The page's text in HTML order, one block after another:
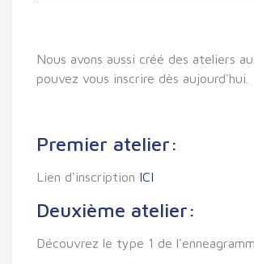
Nous avons aussi créé des ateliers
pouvez vous inscrire dès aujourd'hui.
Premier atelier:
Lien d'inscription ICI
Deuxième atelier:
Découvrez le type 1 de